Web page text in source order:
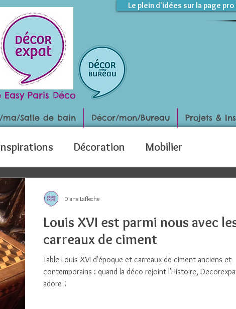
Easy Paris Déco
Le plein d'idées sur la page pro
ma/Salle de bain Décor/mon/Bureau Projets &
Décoration Mobilier
Louis XVI est parmi nous avec
carreaux de ciment
Table Louis XVI d'époque et carreaux de ciment anciens et
contemporains : quand la déco rejoint l'Histoire,
adore !
Diane Lafleche